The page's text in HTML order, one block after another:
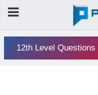
12th Level Questions